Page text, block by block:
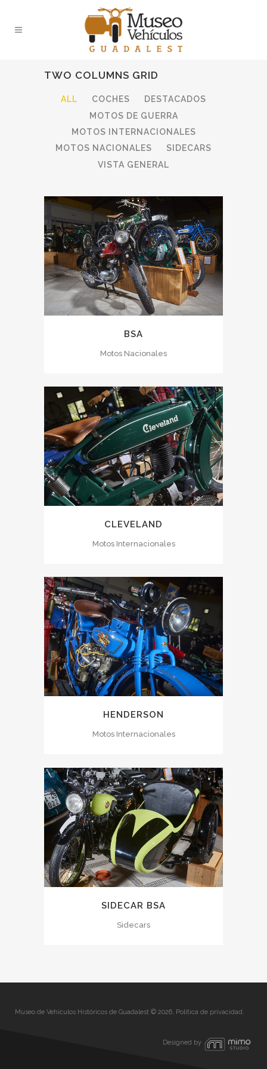
TWO COLUMNS GRID
ALL COCHES
DESTACADOS
MOTOS DE GUERRA
MOTOS INTERNACIONALES
MOTOS NACIONALES
SIDECARS
VISTA GENERAL
BSA
Motos Nacionales
CLEVELAND
Motos Internacionales
HENDERSON
Motos Internacionales
SIDECAR BSA
Sidecars
Museo de Vehículos Históricos de Guadalest © 2026. Política de privacidad.
Designed by